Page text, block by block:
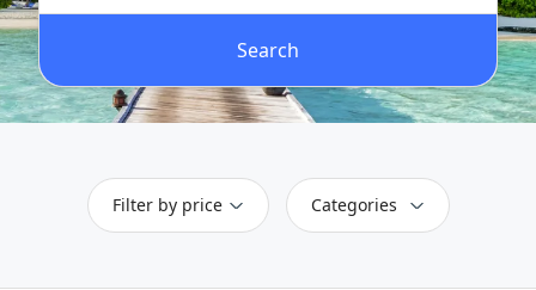
Search
Filter by price Categories